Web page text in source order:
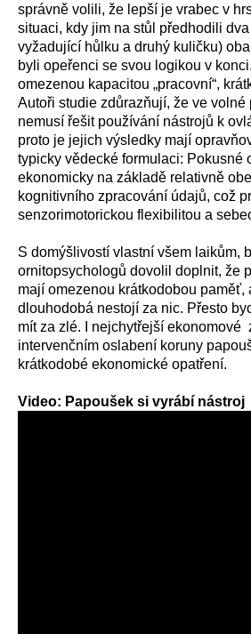
správně volili, že lepší je vrabec v
situaci, kdy jim na stůl předhodili
vyžadující hůlku a druhý kuličku) oba
byli opeřenci se svou logikou v
omezenou kapacitou „pracovní“,
Autoři studie zdůrazňují, že ve volné
nemusí řešit používání nástrojů k
proto je jejich výsledky mají
typicky vědecké formulaci: Pokusné
ekonomicky na základě relativně
kognitivního zpracování údajů, což
senzorimotorickou flexibilitou a
S domýšlivostí vlastní všem laikům,
ornitopsychologů dovolil doplnit, že
mají omezenou krátkodobou paměť,
dlouhodobá nestojí za nic. Přesto
mít za zlé. I nejchytřejší ekonomové
intervenčním oslabení koruny
krátkodobé ekonomické opatření.
Video: Papoušek si vyrábí nástroj